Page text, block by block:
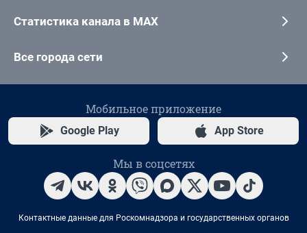
Статистика канала в MAX
Все города сети
Мобильное приложение
Google Play App Store
Мы в соцсетях
Контактные данные для Роскомнадзора и государственных органов